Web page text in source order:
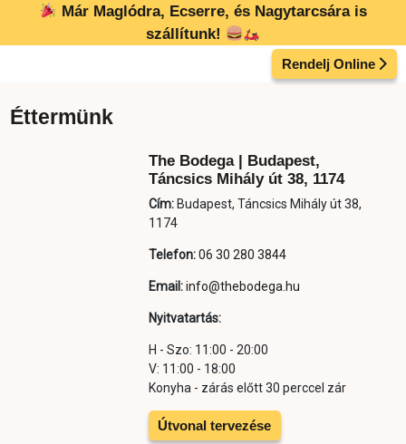
tartalomba
Már Maglódra, Ecserre, és Nagytarcsára is
szállítunk!
Rendelj Online
Éttermünk
The Bodega | Budapest,
Táncsics Mihály út 38, 1174
Cím:Budapest, Táncsics Mihály út 38,
1174
Telefon:06 30 280 3844
Email:info@thebodega.hu
Nyitvatartás:
H - Szo: 11:00 - 20:00
V: 11:00 - 18:00
Konyha - zárás előtt 30 perccel zár
Útvonal tervezése